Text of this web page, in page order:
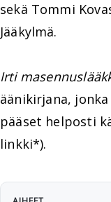
sekä Tommi
Jääkylmä.
Irti
äänikirjana, jonka
pääset helposti
linkki*).